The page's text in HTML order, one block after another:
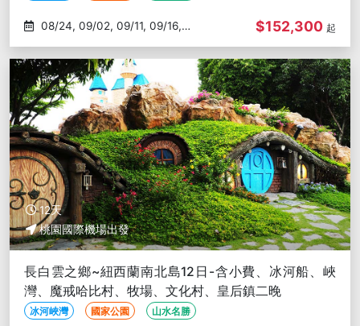
09/25
$152,300 起
12天
桃園國際機場出發
長白雲之鄉~紐西蘭南北島12日-含小費、冰河船、峽
灣、魔戒哈比村、牧場、文化村、皇后鎮二晚
冰河峽灣 國家公園 山水名勝